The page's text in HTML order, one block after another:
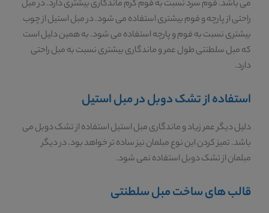
می باشد. فوم سرد نسبت به فوم گرم ماندگاری بیشتری دارد. در مبل
راحتی از پارچه و فوم بیشتری استفاده می شود. در مبل استیل از چوب
بیشتری نسبت به فوم و پارچه استفاده می شود. به همین دلیل است
که مبل سلطنتی طول عمر و ماندگاری بیشتری نسبت به مبل راحتی
دارد.
استفاده از تشک دوبل در مبل استیل
دلیل دیگر عمر زیاد و ماندگاری مبل استیل استفاده از تشک دوبل می
باشد. تمیز کردن این نوع مبلمان نیز ساده تر خواهد بود. در دیگر
مبلمان از تشک دوبل استفاده نمی شود.
قالب های ساخت مبل سلطنتی